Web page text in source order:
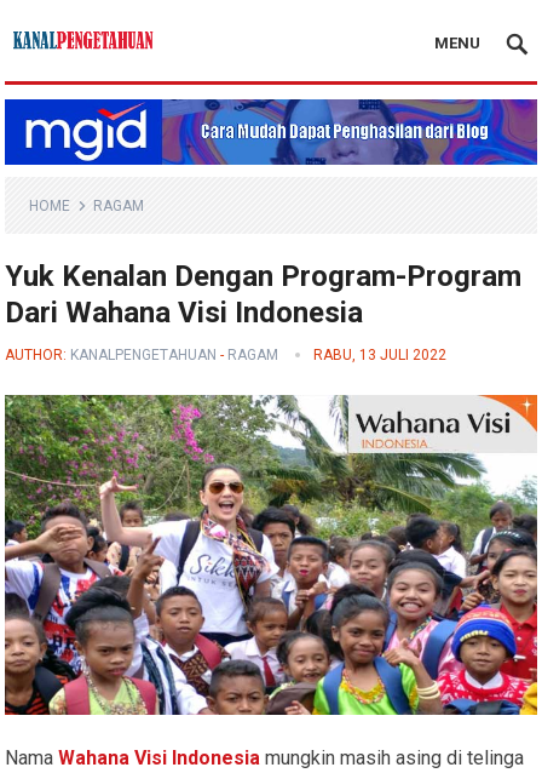
Kanal Pengetahuan
MENU
HOME RAGAM
Yuk Kenalan Dengan Program-Program
Dari Wahana Visi Indonesia
AUTHOR: KANALPENGETAHUAN - RAGAM RABU, 13 JULI 2022
NamaWahana Visi Indonesia mungkin masih asing di telinga